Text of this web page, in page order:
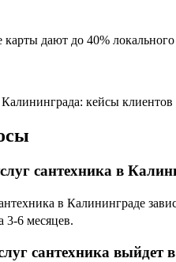
карты дают до 40%
кейсы
сантехника в
в Калининграде
3-6 месяцев.
сантехника выйдет